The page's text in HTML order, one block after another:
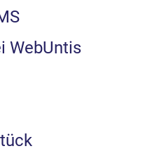
WebUntis